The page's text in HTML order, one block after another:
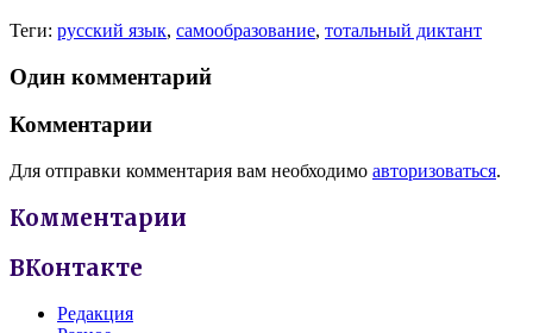
Теги: русский язык, самообразование, тотальный диктант
Один комментарий
Комментарии
Для отправки комментария вам необходимо авторизоваться.
Комментарии
ВКонтакте
Редакция